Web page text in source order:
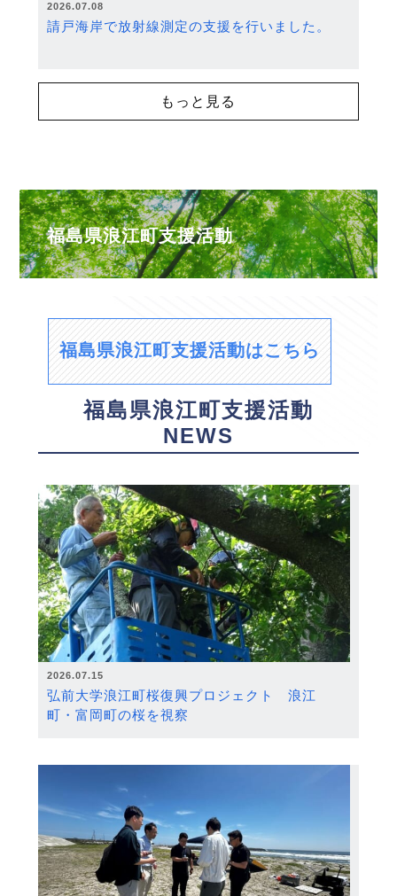
2026.07.08
請戸海岸で放射線測定の支援を行いました。
もっと見る
福島県浪江町支援活動
福島県浪江町支援活動はこちら
福島県浪江町支援活動
NEWS
2026.07.15
弘前大学浪江町桜復興プロジェクト 浪江
町・富岡町の桜を視察